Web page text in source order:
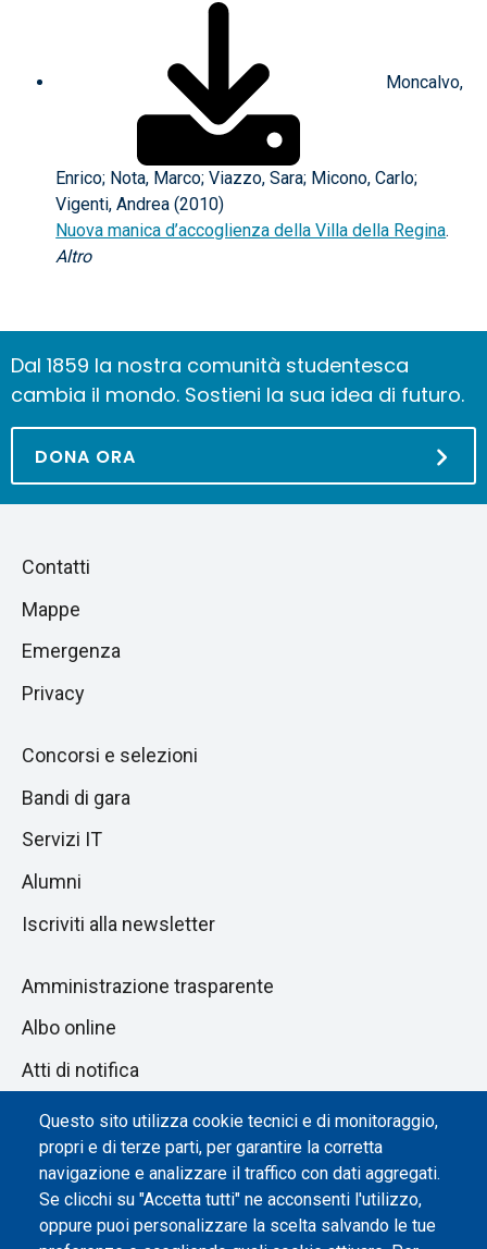
Moncalvo,
Enrico; Nota, Marco; Viazzo, Sara; Micono, Carlo;
Vigenti, Andrea (2010)
Nuova manica d’accoglienza della Villa della Regina.
Altro
Questo sito utilizza cookie tecnici e di monitoraggio,
propri e di terze parti, per garantire la corretta
navigazione e analizzare il traffico con dati aggregati.
Se clicchi su "Accetta tutti" ne acconsenti l'utilizzo,
oppure puoi personalizzare la scelta salvando le tue
Dal 1859 la nostra comunità studentesca
cambia il mondo. Sostieni la sua idea di futuro.
DONA ORA
Salta
sezione
Piè
di
pagina
Contatti
Mappe
Emergenza
Privacy
Concorsi e selezioni
Bandi di gara
Servizi IT
Alumni
Iscriviti alla newsletter
Amministrazione trasparente
Albo online
Atti di notifica
Dichiarazione di accessibilità
Impostazione dei cookie